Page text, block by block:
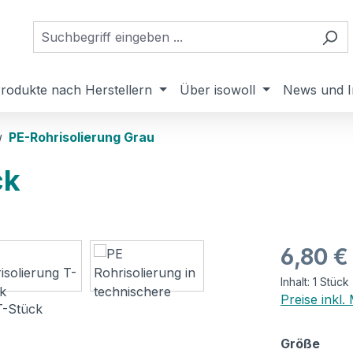
nach Herstellern Über isowoll News und
PE-Rohrisolierun​g Grau
Regulärer
6,80 €
Inhalt: 1 Stück
Preise inkl.
Größe